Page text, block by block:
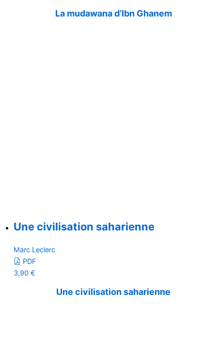
La mudawana d’Ibn Ghanem
Une civilisation saharienne
Marc Leclerc
PDF
3,90 €
Une civilisation saharienne